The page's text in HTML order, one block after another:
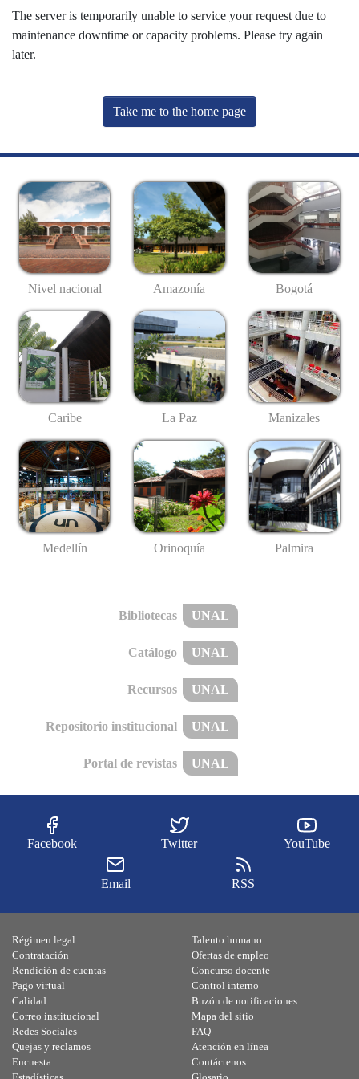
The server is temporarily unable to service your request due to
maintenance downtime or capacity problems. Please try again
later.
Take me to the home page
Nivel nacional Amazonía Bogotá
Caribe La Paz Manizales
Medellín Orinoquía Palmira
Bibliotecas UNAL
Catálogo UNAL
Recursos UNAL
Repositorio institucional UNAL
Portal de revistas UNAL
Facebook Twitter YouTube
Email RSS
Régimen legal
Contratación
Rendición de cuentas
Pago virtual
Calidad
Talento humano
Ofertas de empleo
Concurso docente
Control interno
Buzón de notificaciones
Correo institucional
Redes Sociales
Quejas y reclamos
Encuesta
Mapa del sitio
FAQ
Atención en línea
Contáctenos